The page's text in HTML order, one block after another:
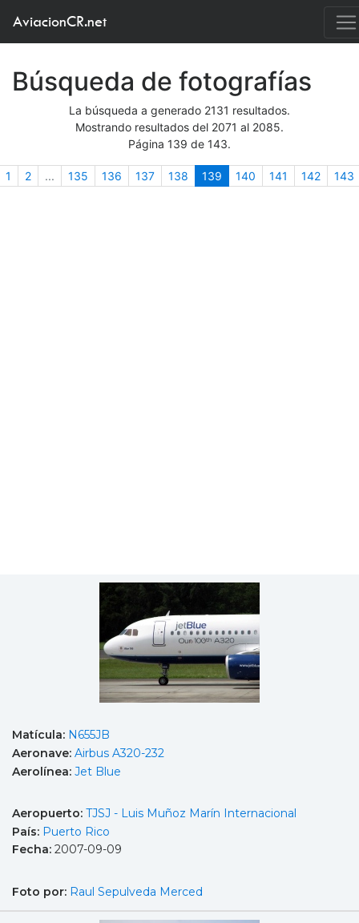
AviacionCR.net
Búsqueda de fotografías
La búsqueda a generado 2131 resultados.
Mostrando resultados del 2071 al 2085.
Página 139 de 143.
1 2 ... 135 136 137 138 139(actual)
140 141 142 143
Matícula: N655JB
Aeronave: Airbus A320-232
Aerolínea: Jet Blue
Aeropuerto: TJSJ - Luis Muñoz Marín Internacional
País: Puerto Rico
Fecha: 2007-09-09
Foto por: Raul Sepulveda Merced